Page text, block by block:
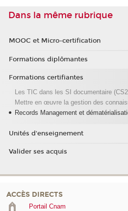
Dans la même rubrique
MOOC et Micro-certification
Formations diplômantes
Formations certifiantes
Les TIC dans les SI documentaire
Mettre en œuvre la gestion des
Records Management et
Unités d'enseignement
Valider ses acquis
ACCÈS DIRECTS
Portail Cnam